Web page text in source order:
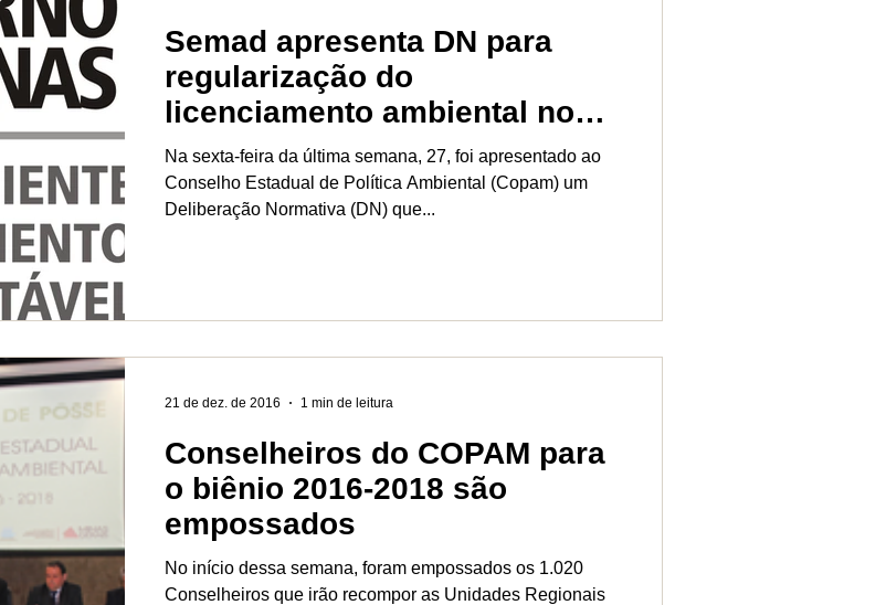
Semad apresenta DN para
regularização do
licenciamento ambiental nos
municípios
Na sexta-feira da última semana, 27, foi apresentado ao
Conselho Estadual de Política Ambiental (Copam) um
Deliberação Normativa (DN) que...
Conselheiros do COPAM para
o biênio 2016-2018 são
empossados
No início dessa semana, foram empossados os 1.020
Conselheiros que irão recompor as Unidades Regionais
21 de dez. de 2016 1 min de leitura